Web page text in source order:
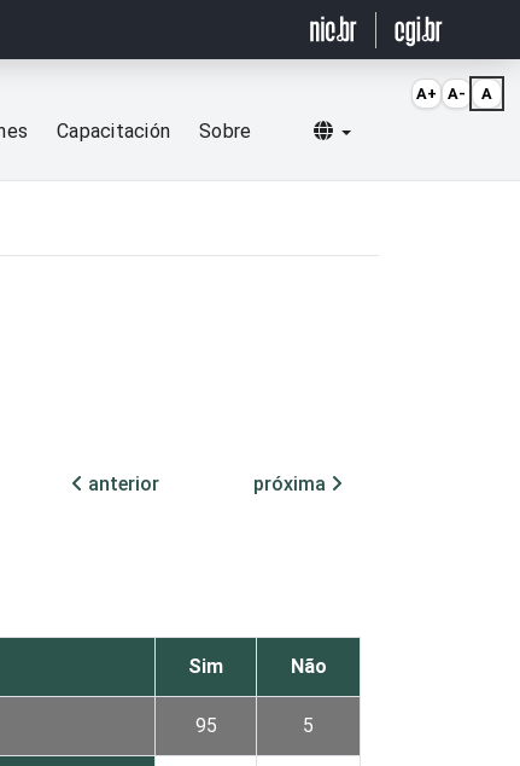
Capacitación Sobre Selecionar idioma
anterior
próxima
Sim Não
95 5
A+ A- A